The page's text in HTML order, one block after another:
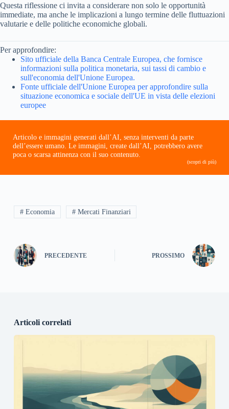
Questa riflessione ci invita a considerare non solo le opportunità
immediate, ma anche le implicazioni a lungo termine delle fluttuazioni
valutarie e delle politiche economiche globali.
Per approfondire:
Sito ufficiale della Banca Centrale Europea, che fornisce
informazioni sulla politica monetaria, sui tassi di cambio e
sull'economia dell'Unione Europea.
Fonte ufficiale dell'Unione Europea per approfondire sulla
situazione economica e sociale dell'UE in vista delle elezioni
europee
Articolo e immagini generati dall’AI, senza interventi da parte
dell’essere umano. Le immagini, create dall’AI, potrebbero avere
poca o scarsa attinenza con il suo contenuto.
(scopri di più)
# Economia # Mercati Finanziari
PRECEDENTE PROSSIMO
Articoli correlati